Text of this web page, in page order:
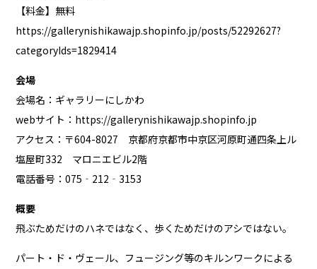
【料金】無料
https://gallerynishikawajp.shopinfo.jp/posts/52292627?
categoryIds=1829414
会場
会場名：ギャラリーにしかわ
webサイト： https://gallerynishikawajp.shopinfo.jp
アクセス：〒604-8027 京都府京都市中京区河原町通四条上ル
塩屋町332 マロニエビル2階
電話番号：075‐212‐3153
概要
飛ぶためだけのハネではなく、歩くためだけのアシではない。
パート・ド・ヴェール、フュージング等のキルンワークによる